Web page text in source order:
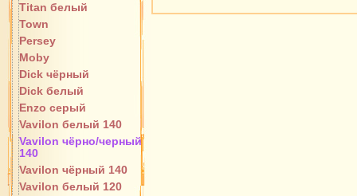
Titan белый
Town
Persey
Moby
Dick чёрный
Dick белый
Enzo серый
Vavilon белый 140
Vavilon чёрно/черный
140
Vavilon чёрный 140
Vavilon белый 120